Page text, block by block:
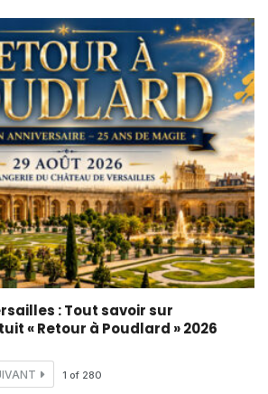
: Tout savoir sur
« Retour à Poudlard » 2026
1 of 280